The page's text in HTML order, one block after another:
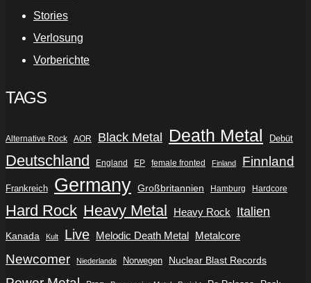
Stories
Verlosung
Vorberichte
TAGS
Alternative Rock AOR Black Metal Death Metal Debüt
Deutschland England EP female fronted Finland Finnland
Frankreich Germany Großbritannien Hamburg Hardcore
Hard Rock Heavy Metal Heavy Rock Italien
Kanada Kult Live Melodic Death Metal Metalcore
Newcomer Niederlande Norwegen Nuclear Blast Records